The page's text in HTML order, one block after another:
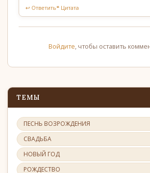
↩ Ответить❝ Цитата
Войдите, чтобы оставить
ТЕМЫ
ПЕСНЬ ВОЗРОЖДЕНИЯ
СВАДЬБА
НОВЫЙ ГОД
РОЖДЕСТВО